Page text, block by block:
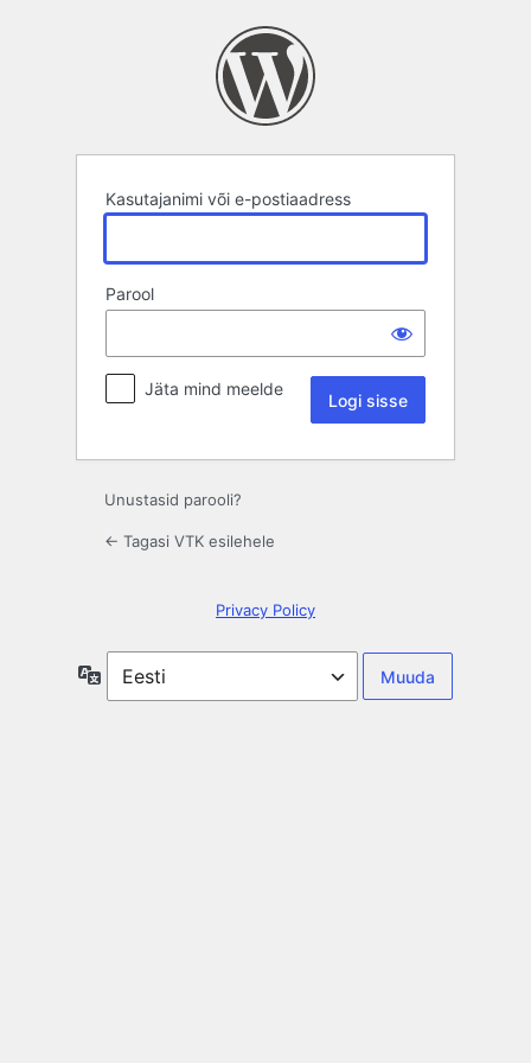
Kasutajanimi või e-postiaadress
Parool
Jäta mind meelde
Unustasid parooli?
← Tagasi VTK esilehele
Privacy Policy
Keel